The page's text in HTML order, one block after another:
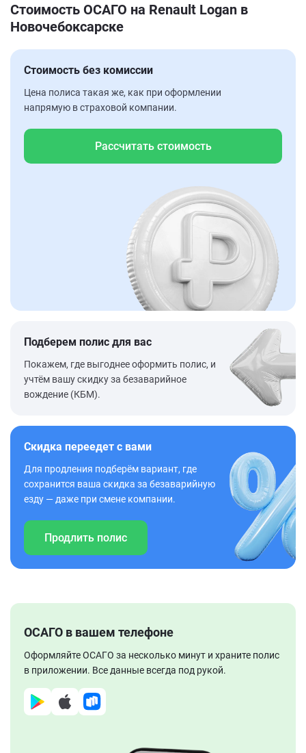
Стоимость ОСАГО на Renault Logan в
Новочебоксарске
Стоимость без комиссии
Цена полиса такая же, как при оформлении
напрямую в страховой компании.
Рассчитать стоимость
Подберем полис для вас
Покажем, где выгоднее оформить полис, и
учтём вашу скидку за безаварийное
вождение (КБМ).
Скидка переедет с вами
Для продления подберём вариант, где
сохранится ваша скидка за безаварийную
езду — даже при смене компании.
Продлить полис
ОСАГО в вашем телефоне
Оформляйте ОСАГО за несколько минут и храните полис
в приложении. Все данные всегда под рукой.